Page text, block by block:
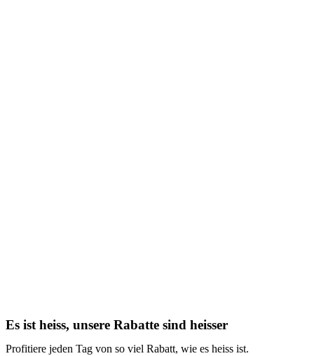
Es ist heiss, unsere Rabatte sind heisser
Profitiere jeden Tag von so viel Rabatt, wie es heiss ist.